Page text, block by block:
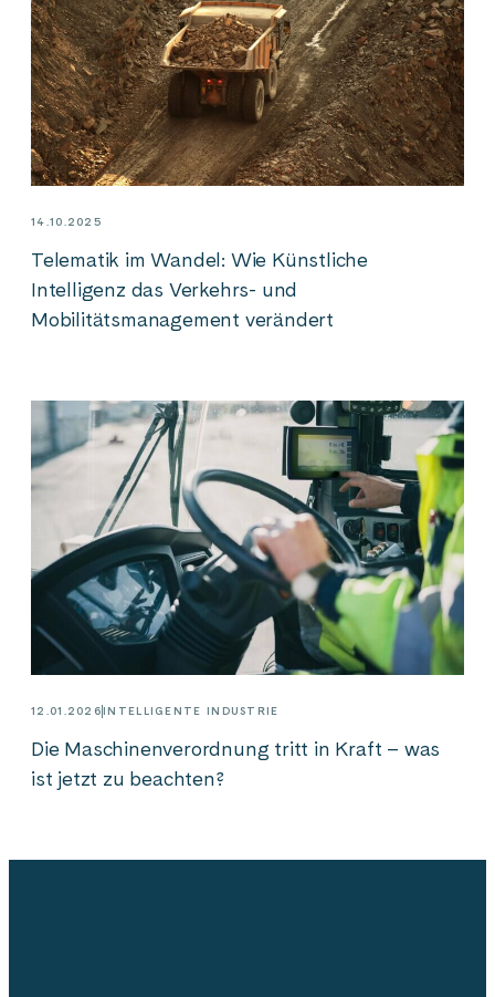
14.10.2025
Telematik im Wandel: Wie Künstliche
Intelligenz das Verkehrs- und
Mobilitätsmanagement verändert
12.01.2026INTELLIGENTE INDUSTRIE
Die Maschinenverordnung tritt in Kraft – was
ist jetzt zu beachten?